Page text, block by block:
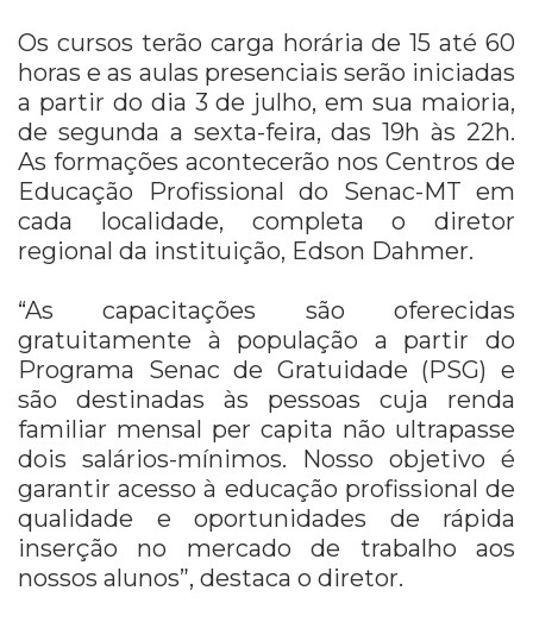
Os cursos terão carga horária de 15 até 60
horas e as aulas presenciais serão iniciadas
a partir do dia 3 de julho, em sua maioria,
de segunda a sexta-feira, das 19h às 22h.
As formações acontecerão nos Centros de
Educação Profissional do Senac-MT em
cada localidade, completa o diretor
regional da instituição, Edson Dahmer.
“As capacitações são oferecidas
gratuitamente à população a partir do
Programa Senac de Gratuidade (PSG) e
são destinadas às pessoas cuja renda
familiar mensal per capita não ultrapasse
dois salários-mínimos. Nosso objetivo é
garantir acesso à educação profissional de
qualidade e oportunidades de rápida
inserção no mercado de trabalho aos
nossos alunos”, destaca o diretor.